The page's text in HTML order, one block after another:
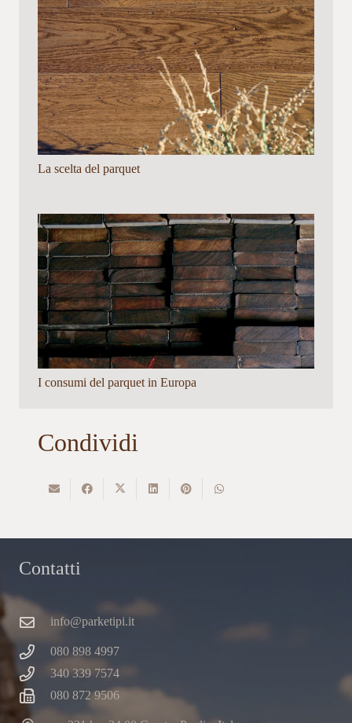
La scelta del parquet
I consumi del parquet in Europa
Condividi
Contatti
info@parketipi.it
080 898 4997
340 339 7574
080 872 9506